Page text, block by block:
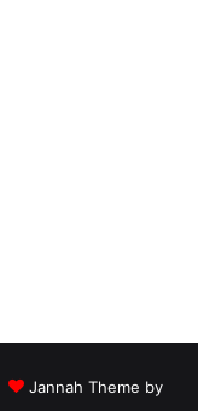
Jannah Theme by